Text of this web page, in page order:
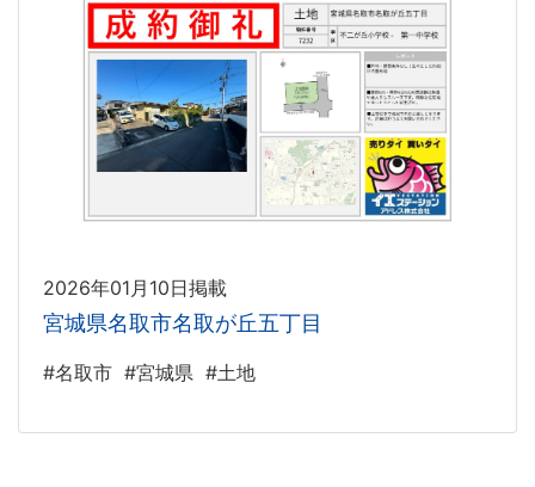
2026年01月10日掲載
宮城県名取市名取が丘五丁目
#名取市 #宮城県 #土地